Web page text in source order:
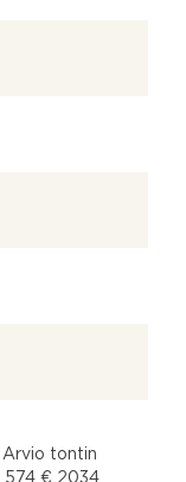
Arvio tontin
574 € 2034